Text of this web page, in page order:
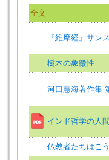
全文
『維摩経』サン
樹木の象徵性
河口慧海著作集
インド哲学の人
仏教者たちはこ